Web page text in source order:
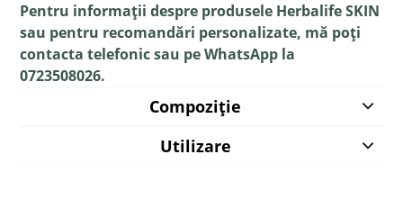
Pentru informații despre produsele Herbalife SKIN
sau pentru recomandări personalizate, mă poți
contacta telefonic sau pe WhatsApp la
0723508026.
Compoziție
Utilizare